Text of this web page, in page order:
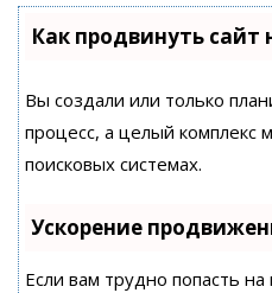
Как продвинуть сайт
Вы создали или только
процесс, а целый комплекс
поисковых системах.
Ускорение
Если вам трудно попасть